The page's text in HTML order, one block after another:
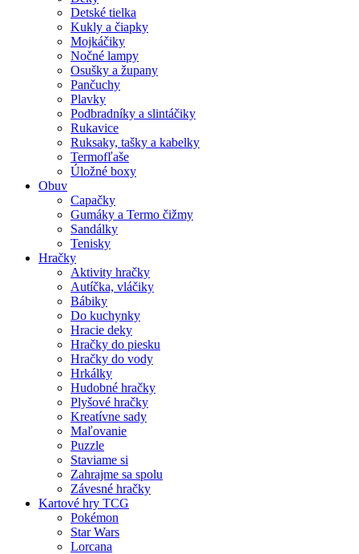
Detské tielka
Kukly a čiapky
Mojkáčiky
Nočné lampy
Osušky a župany
Pančuchy
Plavky
Podbradníky a slintáčiky
Rukavice
Ruksaky, tašky a kabelky
Termofľaše
Úložné boxy
Obuv
Capačky
Gumáky a Termo čižmy
Sandálky
Tenisky
Hračky
Aktivity hračky
Autíčka, vláčiky
Bábiky
Do kuchynky
Hracie deky
Hračky do piesku
Hračky do vody
Hrkálky
Hudobné hračky
Plyšové hračky
Kreatívne sady
Maľovanie
Puzzle
Staviame si
Zahrajme sa spolu
Závesné hračky
Kartové hry TCG
Pokémon
Star Wars
Lorcana